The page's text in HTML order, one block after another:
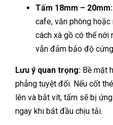
Tấm 18mm – 20mm:
cafe, văn phòng
cách xà gồ có thể
vẫn đảm bảo độ
Lưu ý quan trọng: Bề mặt
phẳng tuyệt đối. Nếu cốt
lên và bắt vít, tấm sẽ bị
ngay khi bắt đầu chịu tải.